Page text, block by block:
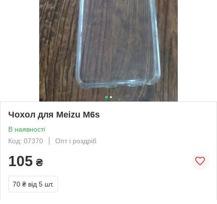
Чохол для Meizu M6s
В наявності
Код: 07370
Опт і роздріб
105 ₴
70 ₴ від 5 шт.